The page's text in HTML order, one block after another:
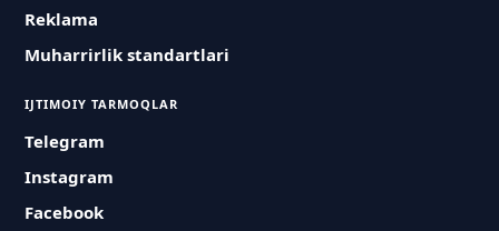
Reklama
Muharrirlik standartlari
IJTIMOIY TARMOQLAR
Telegram
Instagram
Facebook